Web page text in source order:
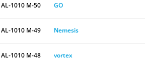
AL-1010 M-50 GO
AL-1010 M-49 Nemesis
AL-1010 M-48 vortex